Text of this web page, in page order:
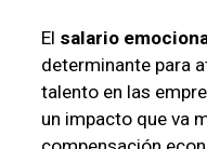
El salario
determinante para
talento en las
un impacto que va